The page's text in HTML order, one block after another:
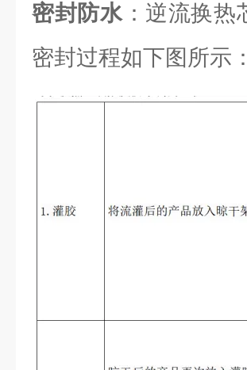
密封防水：逆流换热
密封过程如下图所示：